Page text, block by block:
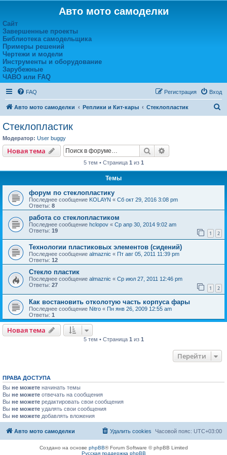
Авто мото самоделки
Сайт
Завершенные проекты
Библиотека самодельщика
Примеры решений
Чертежи и модели
Инструменты и оборудование
Зарубежные
ЧАВО или FAQ
FAQ Вход
Регистрация
Авто мото самоделки Реплики и Кит-кары Стеклопластик
Стеклопластик
Модератор: User buggy
Новая тема Поиск
5 тем • Страница 1 из 1
Темы
форум по стеклопластику
Последнее сообщение KOLAYN « Сб окт 29, 2016 3:08 pm
Ответы: 8
работа со стеклопластиком
Последнее сообщение hclopov « Ср апр 30, 2014 9:02 am
Ответы: 19 1 2
Технологии пластиковых элементов (сидений)
Последнее сообщение almaznic « Пт авг 05, 2011 11:39 pm
Ответы: 12
Стекло пластик
Последнее сообщение almaznic « Ср июл 27, 2011 12:46 pm
Ответы: 27 1 2
Как востановить отколотую часть корпуса фары
Последнее сообщение Nitro « Пн янв 26, 2009 12:55 am
Ответы: 1
Новая тема
5 тем • Страница 1 из 1
Перейти
ПРАВА ДОСТУПА
Вы не можете начинать темы
Вы не можете отвечать на сообщения
Вы не можете редактировать свои сообщения
Вы не можете удалять свои сообщения
Вы не можете добавлять вложения
Авто мото самоделки Часовой пояс: UTC+03:00
Удалить cookies
Создано на основе phpBB® Forum Software © phpBB Limited
Русская поддержка phpBB